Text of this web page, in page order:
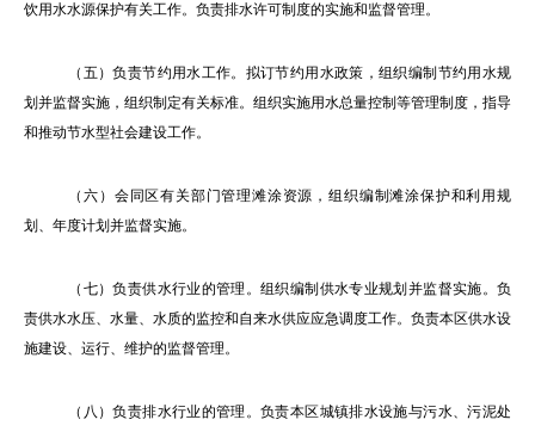
饮用水水源保护有关工作。负责排水许可制度的实施和监督管理。
（五）负责节约用水工作。拟订节约用水政策，组织编制节约用水规
划并监督实施，组织制定有关标准。组织实施用水总量控制等管理制度，指导
和推动节水型社会建设工作。
（六）会同区有关部门管理滩涂资源，组织编制滩涂保护和利用规
划、年度计划并监督实施。
（七）负责供水行业的管理。组织编制供水专业规划并监督实施。负
责供水水压、水量、水质的监控和自来水供应应急调度工作。负责本区供水设
施建设、运行、维护的监督管理。
（八）负责排水行业的管理。负责本区城镇排水设施与污水、污泥处